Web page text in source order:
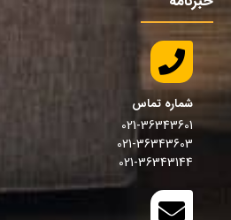
شماره تماس
021-36343601
021-36343603
021-36343144